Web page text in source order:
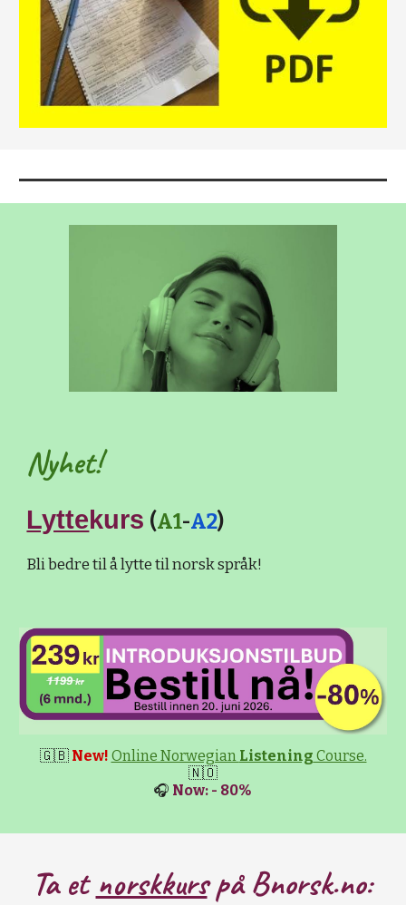
Nyhet!
Lyttekurs (A1-A2)
Bli bedre til å lytte til norsk språk!
🇬🇧 New! Online Norwegian Listening Course.
🇳🇴
🎧 Now: - 80%
Ta et norskkurspå Bnorsk.no: